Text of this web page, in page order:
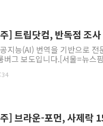
] 트립닷컴, 반독점 조
지능(AI) 번역을 기반으로
버그 보도입니다.[서울=뉴스
] 브라운-포먼, 사제락